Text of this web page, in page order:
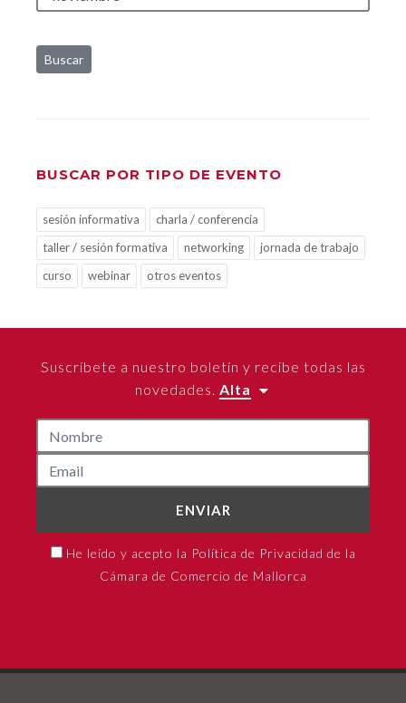
Buscar
BUSCAR POR TIPO DE EVENTO
sesión informativa
charla / conferencia
taller / sesión formativa
networking
jornada de trabajo
curso
webinar otros eventos
Suscríbete a nuestro boletín y recibe todas las
novedades. Alta
ENVIAR
He leído y acepto la Política de Privacidad de la
Cámara de Comercio de Mallorca